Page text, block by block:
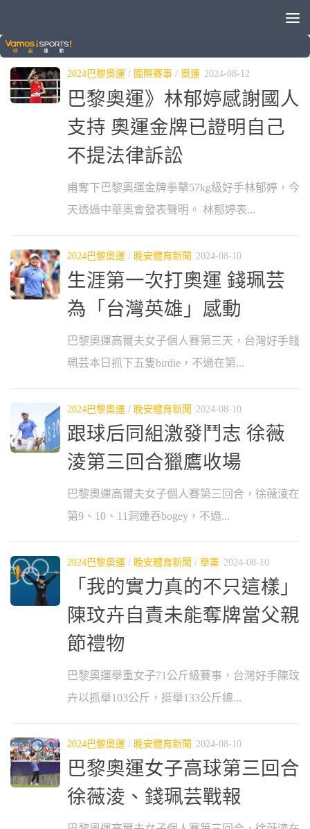
分類：2024巴黎奧運
2024巴黎奧運 / 國際賽事 / 奧運 2024-08-12
巴黎奧運》林郁婷感謝國人
支持 奧運金牌已證明自己
不提法律訴訟
甫奪下巴黎奧運金牌拳擊57kg級好手林郁婷，今
天透過中華奧會發表聲明。 林郁婷表...
2024巴黎奧運 / 晚安體育新聞 2024-08-10
生涯第一次打奧運 錢珮芸
為「台灣英雄」感動
巴黎奧運高爾夫女子個人賽第三天，台灣好手錢
珮芸本日抓下五隻birdie，不過在第...
2024巴黎奧運 / 晚安體育新聞 2024-08-10
跟球后同組激發鬥志 徐薇
淩第三回合獵鷹收場
巴黎奧運高爾夫女子個人賽第三回合，徐薇淩在
第9、10、11洞連吞bogey，不過...
2024巴黎奧運 / 晚安體育新聞 / 舉重 2024-08-10
「我的實力真的不只這樣」
陳玟卉自責未能奪牌當父親
節禮物
巴黎奧運舉重女子71公斤級賽事，台灣好手陳玟
卉以抓舉103公斤，挺舉133公斤總...
2024巴黎奧運 / 晚安體育新聞 2024-08-10
巴黎奧運女子高球第三回合
徐薇淩、錢珮芸戰報